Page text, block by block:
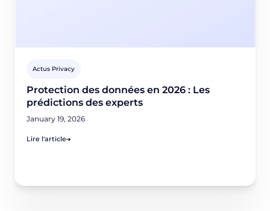
Actus Privacy
Protection des données en 2026 : Les
prédictions des experts
January 19, 2026
Lire l'article